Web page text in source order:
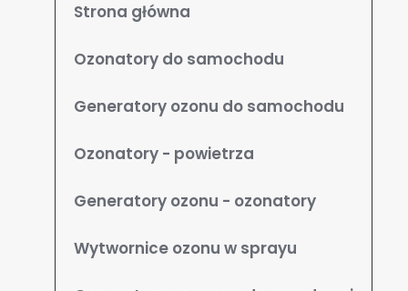
Strona główna
Ozonatory do samochodu
Generatory ozonu do samochodu
Ozonatory - powietrza
Generatory ozonu - ozonatory
Wytwornice ozonu w sprayu